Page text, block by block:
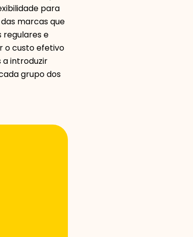
de Marcas
de Marca
de Rondas
para
marcas que
regulares e
o custo efetivo
a introduzir
grupo dos